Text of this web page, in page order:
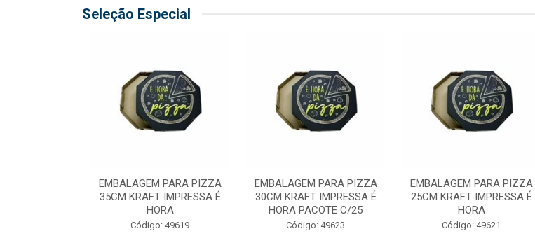
Seleção Especial
EMBALAGEM PARA PIZZA
35CM KRAFT IMPRESSA É
HORA
Código: 49619
EMBALAGEM PARA PIZZA
30CM KRAFT IMPRESSA É
HORA PACOTE C/25
Código: 49623
EMBALAGEM PARA PIZZA
25CM KRAFT IMPRESSA É
HORA
Código: 49621